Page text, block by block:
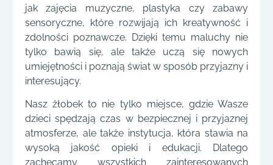
jak zajęcia muzyczne, plastyka czy zabawy
sensoryczne, które rozwijają ich kreatywność i
zdolności poznawcze. Dzięki temu maluchy nie
tylko bawią się, ale także uczą się nowych
umiejętności i poznają świat w sposób przyjazny i
interesujący.
Nasz żłobek to nie tylko miejsce, gdzie Wasze
dzieci spędzają czas w bezpiecznej i przyjaznej
atmosferze, ale także instytucja, która stawia na
wysoką jakość opieki i edukacji. Dlatego
zachęcamy wszystkich zainteresowanych